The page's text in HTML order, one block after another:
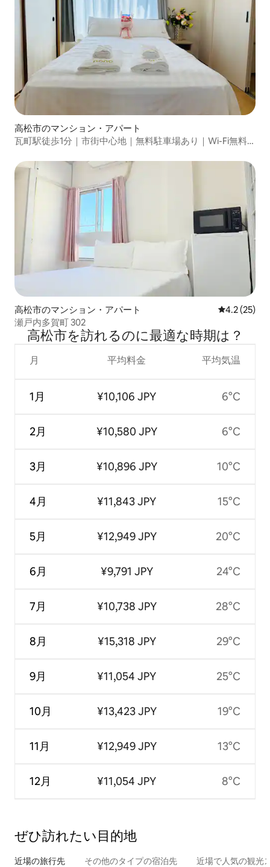
高松市のマンション・アパート
瓦町駅徒歩1分｜市街中心地｜無料駐車場あり｜Wi-Fi無料
高松市のマンション・アパート レビュー25
4.2 (25)
瀬戸内多賀町 302
高松市を訪⁠れ⁠るの⁠に最⁠適⁠な時⁠期⁠は⁠？
月
1月
2月
3月
4月
5月
6月
7月
8月
9月
10月
11月
12月
平均料金
¥10,106 JPY
¥10,580 JPY
¥10,896 JPY
¥11,843 JPY
¥12,949 JPY
¥9,791 JPY
¥10,738 JPY
¥15,318 JPY
¥11,054 JPY
¥13,423 JPY
¥12,949 JPY
¥11,054 JPY
平均気温
6°C
6°C
10°C
15°C
20°C
24°C
28°C
29°C
25°C
19°C
13°C
8°C
ぜひ訪⁠れ⁠た⁠い目⁠的⁠地
近場の旅行先 その他のタ⁠イ⁠プ⁠の宿⁠泊⁠先 近場で人気の観光